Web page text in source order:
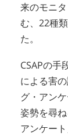
来のモニ
む、22種
た。
CSAPの手
による害
グ・アン
姿勢を尋
アンケー